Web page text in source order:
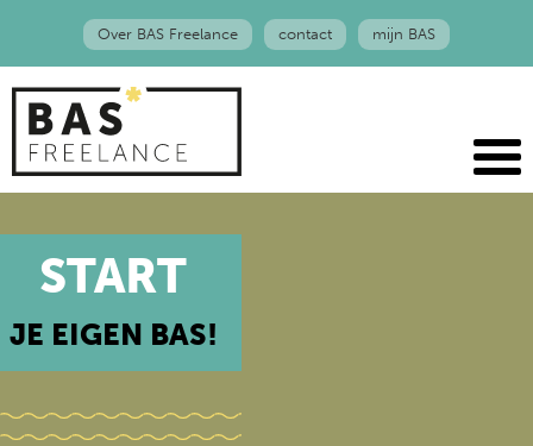
Over BAS Freelance contact mijn BAS
START
JE EIGEN BAS!